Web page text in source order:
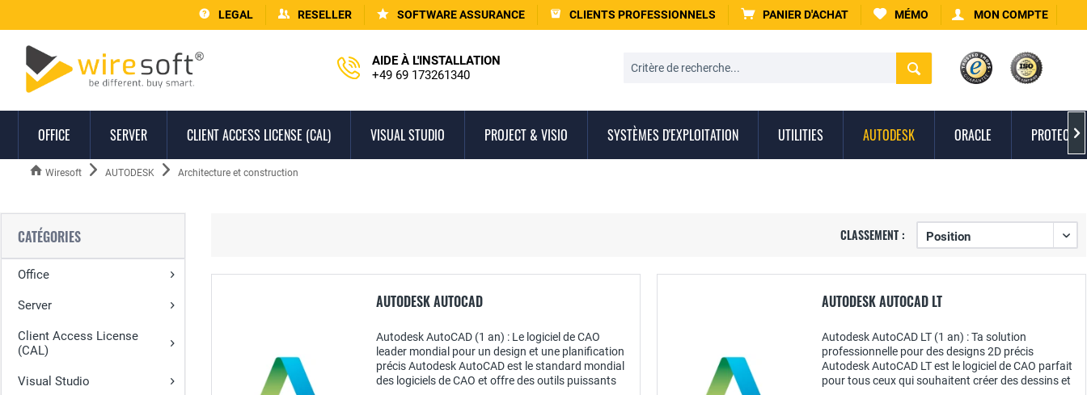
LEGAL RESELLER SOFTWARE ASSURANCE CLIENTS PROFESSIONNELS PANIER D'ACHAT MÉMO MON COMPTE
AIDE À L'INSTALLATION
+49 69 173261340
OFFICE SERVER CLIENT ACCESS LICENSE (CAL) VISUAL STUDIO PROJECT & VISIO SYSTÈMES D'EXPLOITATION UTILITIES AUTODESK ORACLE 
Wiresoft AUTODESK Architecture et construction
CATÉGORIES
Office
Server
Client Access License
(CAL)
Visual Studio
CLASSEMENT :
AUTODESK AUTOCAD
Autodesk AutoCAD (1 an) : Le logiciel de CAO
leader mondial pour un design et une planification
précis Autodesk AutoCAD est le standard mondial
des logiciels de CAO et offre des outils puissants
AUTODESK AUTOCAD LT
Autodesk AutoCAD LT (1 an) : Ta solution
professionnelle pour des designs 2D précis
Autodesk AutoCAD LT est le logiciel de CAO parfait
pour tous ceux qui souhaitent créer des dessins et